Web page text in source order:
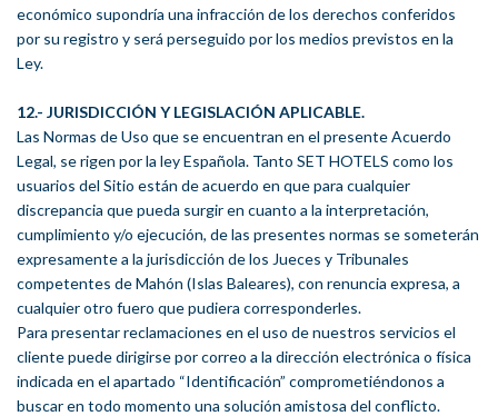
económico supondría una infracción de los derechos conferidos
por su registro y será perseguido por los medios previstos en la
Ley.
12.- JURISDICCIÓN Y LEGISLACIÓN APLICABLE.
Las Normas de Uso que se encuentran en el presente Acuerdo
Legal, se rigen por la ley Española. Tanto SET HOTELS como los
usuarios del Sitio están de acuerdo en que para cualquier
discrepancia que pueda surgir en cuanto a la interpretación,
cumplimiento y/o ejecución, de las presentes normas se someterán
expresamente a la jurisdicción de los Jueces y Tribunales
competentes de Mahón (Islas Baleares), con renuncia expresa, a
cualquier otro fuero que pudiera corresponderles.
Para presentar reclamaciones en el uso de nuestros servicios el
cliente puede dirigirse por correo a la dirección electrónica o física
indicada en el apartado “Identificación” comprometiéndonos a
buscar en todo momento una solución amistosa del conflicto.